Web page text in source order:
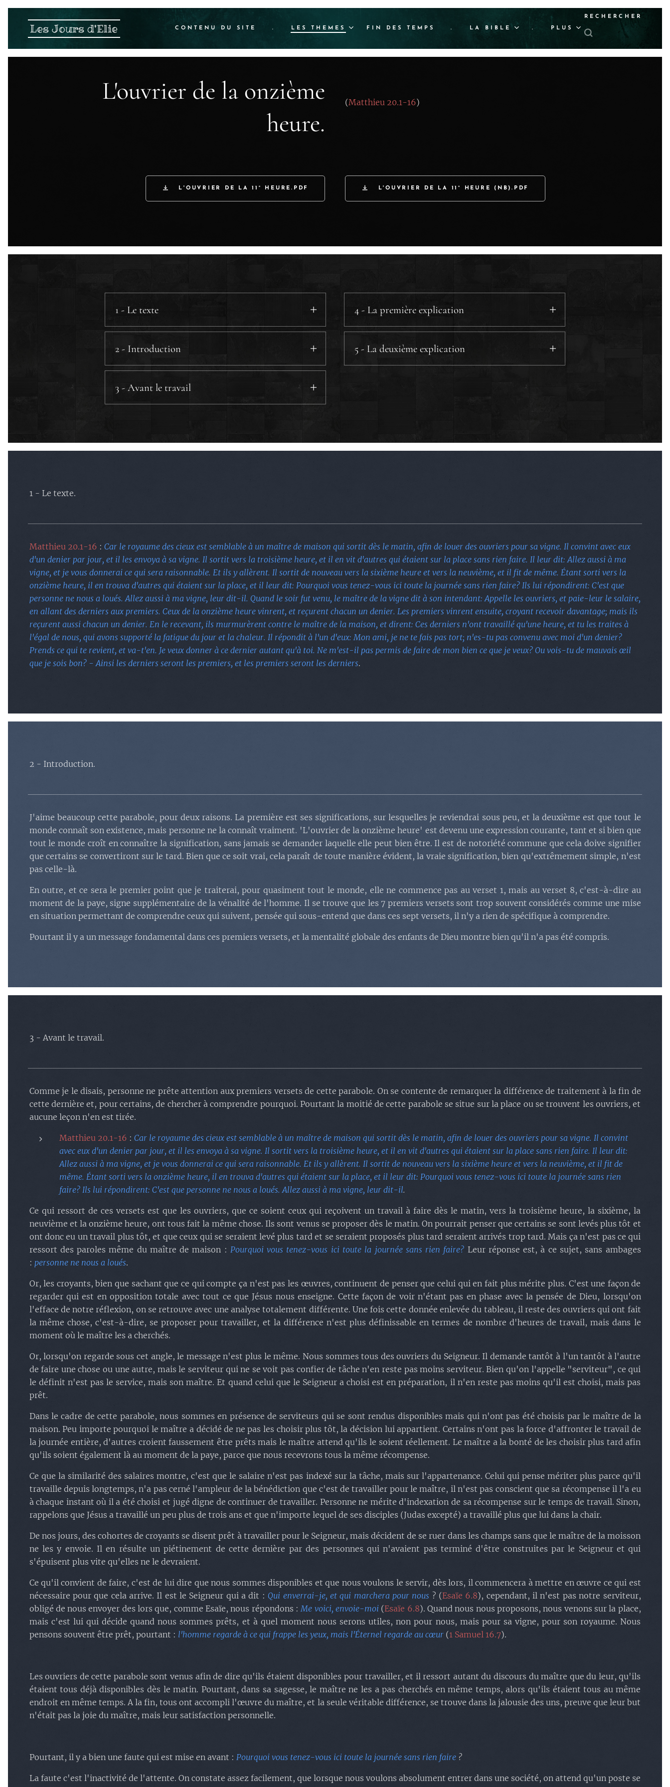
Les Jours d'Elie CONTENU DU SITE . LES THEMES FIN DES TEMPS . LA BIBLE . PLUS
RECHERCHER
L'ouvrier de la onzième
heure.
(Matthieu 20.1-16)
L'OUVRIER DE LA 11° HEURE.PDF L'OUVRIER DE LA 11° HEURE (NB).PDF
1 - Le texte
2 - Introduction
3 - Avant le travail
4 - La première explication
5 - La deuxième explication
b) Cette signification de la onzième heure.
1 - Le texte.
Matthieu 20.1-16 : Car le royaume des cieux est semblable à un maître de maison qui sortit dès le matin, afin de louer des ouvriers pour sa vigne. Il convint avec eux
d'un denier par jour, et il les envoya à sa vigne. Il sortit vers la troisième heure, et il en vit d'autres qui étaient sur la place sans rien faire. Il leur dit: Allez aussi à ma
vigne, et je vous donnerai ce qui sera raisonnable. Et ils y allèrent. Il sortit de nouveau vers la sixième heure et vers la neuvième, et il fit de même. Étant sorti vers la
onzième heure, il en trouva d'autres qui étaient sur la place, et il leur dit: Pourquoi vous tenez-vous ici toute la journée sans rien faire? Ils lui répondirent: C'est que
personne ne nous a loués. Allez aussi à ma vigne, leur dit-il. Quand le soir fut venu, le maître de la vigne dit à son intendant: Appelle les ouvriers, et paie-leur le salaire,
en allant des derniers aux premiers. Ceux de la onzième heure vinrent, et reçurent chacun un denier. Les premiers vinrent ensuite, croyant recevoir davantage; mais ils
reçurent aussi chacun un denier. En le recevant, ils murmurèrent contre le maître de la maison, et dirent: Ces derniers n'ont travaillé qu'une heure, et tu les traites à
l'égal de nous, qui avons supporté la fatigue du jour et la chaleur. Il répondit à l'un d'eux: Mon ami, je ne te fais pas tort; n'es-tu pas convenu avec moi d'un denier?
Prends ce qui te revient, et va-t'en. Je veux donner à ce dernier autant qu'à toi. Ne m'est-il pas permis de faire de mon bien ce que je veux? Ou vois-tu de mauvais œil
que je sois bon? - Ainsi les derniers seront les premiers, et les premiers seront les derniers.
2 - Introduction.
J'aime beaucoup cette parabole, pour deux raisons. La première est ses significations, sur lesquelles je reviendrai sous peu, et la deuxième est que tout le
monde connaît son existence, mais personne ne la connaît vraiment. 'L'ouvrier de la onzième heure' est devenu une expression courante, tant et si bien que
tout le monde croît en connaître la signification, sans jamais se demander laquelle elle peut bien être. Il est de notoriété commune que cela doive signifier
que certains se convertiront sur le tard. Bien que ce soit vrai, cela paraît de toute manière évident, la vraie signification, bien qu'extrêmement simple, n'est
pas celle-là.
En outre, et ce sera le premier point que je traiterai, pour quasiment tout le monde, elle ne commence pas au verset 1, mais au verset 8, c'est-à-dire au
moment de la paye, signe supplémentaire de la vénalité de l'homme. Il se trouve que les 7 premiers versets sont trop souvent considérés comme une mise
en situation permettant de comprendre ceux qui suivent, pensée qui sous-entend que dans ces sept versets, il n'y a rien de spécifique à comprendre.
Pourtant il y a un message fondamental dans ces premiers versets, et la mentalité globale des enfants de Dieu montre bien qu'il n'a pas été compris.
3 - Avant le travail.
Comme je le disais, personne ne prête attention aux premiers versets de cette parabole. On se contente de remarquer la différence de traitement à la fin de
cette dernière et, pour certains, de chercher à comprendre pourquoi. Pourtant la moitié de cette parabole se situe sur la place ou se trouvent les ouvriers, et
aucune leçon n'en est tirée.
Matthieu 20.1-16 : Car le royaume des cieux est semblable à un maître de maison qui sortit dès le matin, afin de louer des ouvriers pour sa vigne. Il convint
avec eux d'un denier par jour, et il les envoya à sa vigne. Il sortit vers la troisième heure, et il en vit d'autres qui étaient sur la place sans rien faire. Il leur dit:
Allez aussi à ma vigne, et je vous donnerai ce qui sera raisonnable. Et ils y allèrent. Il sortit de nouveau vers la sixième heure et vers la neuvième, et il fit de
même. Étant sorti vers la onzième heure, il en trouva d'autres qui étaient sur la place, et il leur dit: Pourquoi vous tenez-vous ici toute la journée sans rien
faire? Ils lui répondirent: C'est que personne ne nous a loués. Allez aussi à ma vigne, leur dit-il.
Ce qui ressort de ces versets est que les ouvriers, que ce soient ceux qui reçoivent un travail à faire dès le matin, vers la troisième heure, la sixième, la
neuvième et la onzième heure, ont tous fait la même chose. Ils sont venus se proposer dès le matin. On pourrait penser que certains se sont levés plus tôt et
ont donc eu un travail plus tôt, et que ceux qui se seraient levé plus tard et se seraient proposés plus tard seraient arrivés trop tard. Mais ça n'est pas ce qui
ressort des paroles même du maître de maison : Pourquoi vous tenez-vous ici toute la journée sans rien faire? Leur réponse est, à ce sujet, sans ambages
: personne ne nous a loués.
Or, les croyants, bien que sachant que ce qui compte ça n'est pas les œuvres, continuent de penser que celui qui en fait plus mérite plus. C'est une façon de
regarder qui est en opposition totale avec tout ce que Jésus nous enseigne. Cette façon de voir n'étant pas en phase avec la pensée de Dieu, lorsqu'on
l'efface de notre réflexion, on se retrouve avec une analyse totalement différente. Une fois cette donnée enlevée du tableau, il reste des ouvriers qui ont fait
la même chose, c'est-à-dire, se proposer pour travailler, et la différence n'est plus définissable en termes de nombre d'heures de travail, mais dans le
moment où le maître les a cherchés.
Or, lorsqu'on regarde sous cet angle, le message n'est plus le même. Nous sommes tous des ouvriers du Seigneur. Il demande tantôt à l'un tantôt à l'autre
de faire une chose ou une autre, mais le serviteur qui ne se voit pas confier de tâche n'en reste pas moins serviteur. Bien qu'on l'appelle "serviteur", ce qui
le définit n'est pas le service, mais son maître. Et quand celui que le Seigneur a choisi est en préparation, il n'en reste pas moins qu'il est choisi, mais pas
prêt.
Dans le cadre de cette parabole, nous sommes en présence de serviteurs qui se sont rendus disponibles mais qui n'ont pas été choisis par le maître de la
maison. Peu importe pourquoi le maître a décidé de ne pas les choisir plus tôt, la décision lui appartient. Certains n'ont pas la force d'affronter le travail de
la journée entière, d'autres croient faussement être prêts mais le maître attend qu'ils le soient réellement. Le maître a la bonté de les choisir plus tard afin
qu'ils soient également là au moment de la paye, parce que nous recevrons tous la même récompense.
Ce que la similarité des salaires montre, c'est que le salaire n'est pas indexé sur la tâche, mais sur l'appartenance. Celui qui pense mériter plus parce qu'il
travaille depuis longtemps, n'a pas cerné l'ampleur de la bénédiction que c'est de travailler pour le maître, il n'est pas conscient que sa récompense il l'a eu
à chaque instant où il a été choisi et jugé digne de continuer de travailler. Personne ne mérite d'indexation de sa récompense sur le temps de travail. Sinon,
rappelons que Jésus a travaillé un peu plus de trois ans et que n'importe lequel de ses disciples (Judas excepté) a travaillé plus que lui dans la chair.
De nos jours, des cohortes de croyants se disent prêt à travailler pour le Seigneur, mais décident de se ruer dans les champs sans que le maître de la moisson
ne les y envoie. Il en résulte un piétinement de cette dernière par des personnes qui n'avaient pas terminé d'être construites par le Seigneur et qui
s'épuisent plus vite qu'elles ne le devraient.
Ce qu'il convient de faire, c'est de lui dire que nous sommes disponibles et que nous voulons le servir, dès lors, il commencera à mettre en œuvre ce qui est
nécessaire pour que cela arrive. Il est le Seigneur qui a dit : Qui enverrai-je, et qui marchera pour nous ? (Esaïe 6.8), cependant, il n'est pas notre serviteur,
obligé de nous envoyer des lors que, comme Esaïe, nous répondons :Me voici, envoie-moi (Esaïe 6.8). Quand nous nous proposons, nous venons sur la place,
mais c'est lui qui décide quand nous sommes prêts, et à quel moment nous serons utiles, non pour nous, mais pour sa vigne, pour son royaume. Nous
pensons souvent être prêt, pourtant : l'homme regarde à ce qui frappe les yeux, mais l'Éternel regarde au cœur(1 Samuel 16.7).
Les ouvriers de cette parabole sont venus afin de dire qu'ils étaient disponibles pour travailler, et il ressort autant du discours du maître que du leur, qu'ils
étaient tous déjà disponibles dès le matin. Pourtant, dans sa sagesse, le maître ne les a pas cherchés en même temps, alors qu'ils étaient tous au même
endroit en même temps. A la fin, tous ont accompli l'œuvre du maître, et la seule véritable différence, se trouve dans la jalousie des uns, preuve que leur but
n'était pas la joie du maître, mais leur satisfaction personnelle.
Pourtant, il y a bien une faute qui est mise en avant : Pourquoi vous tenez-vous ici toute la journée sans rien faire?
La faute c'est l'inactivité de l'attente. On constate assez facilement, que lorsque nous voulons absolument entrer dans une société, on attend qu'un poste se